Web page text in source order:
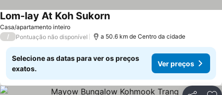
Casa/apartamento inteiro
Lom-lay At Koh SukornVer preços
/ Pontuação não disponível a 50.6 km de Centro da cidade
Selecione as datas para ver os preços
exatos.
Ver preços